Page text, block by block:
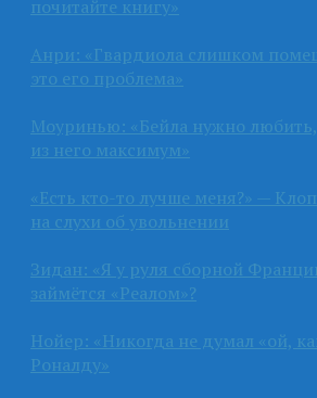
почитайте книгу»
Анри: «Гвардиола слишком
это его проблема»
Моуринью: «Бейла нужно
из него максимум»
«Есть кто-то лучше меня?» —
на слухи об увольнении
Зидан: «Я у руля сборной
займётся «Реалом»?
Нойер: «Никогда не думал «ой,
Роналду»